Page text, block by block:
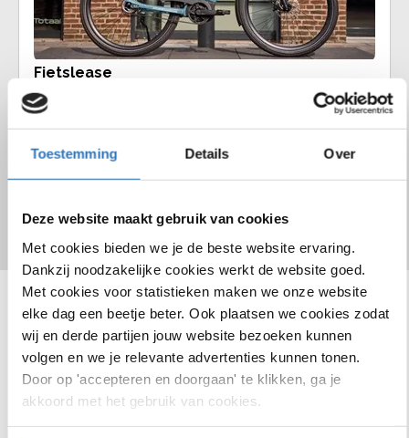
Toestemming Details Over
Deze website maakt gebruik van cookies
Met cookies bieden we je de beste website ervaring.
Dankzij noodzakelijke cookies werkt de website goed.
Met cookies voor statistieken maken we onze website
elke dag een beetje beter. Ook plaatsen we cookies zodat
wij en derde partijen jouw website bezoeken kunnen
volgen en we je relevante advertenties kunnen tonen.
Door op 'accepteren en doorgaan' te klikken, ga je
akkoord met het gebruik van cookies.
Fietslease
Voor een vast bedrag per maand rij jij zorgeloos op jouw
droomfiets. Vraag ons naar de mogelijkheden.
Bekijk ons assortiment
Chamonix C5
lage instap
€1000
instap